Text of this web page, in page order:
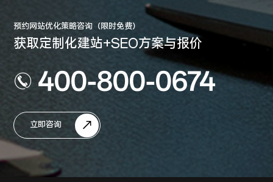
预约网站优化策略咨询（限时免费）
获取定制化建站+SEO方案与报价
400-800-0674
立即咨询